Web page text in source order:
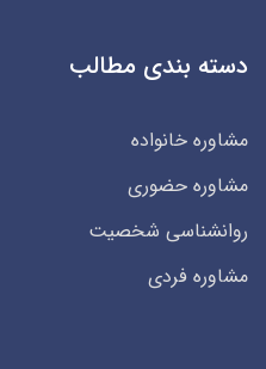
دسته بندی مطالب
مشاوره خانواده
مشاوره حضوری
روانشناسی شخصیت
مشاوره فردی